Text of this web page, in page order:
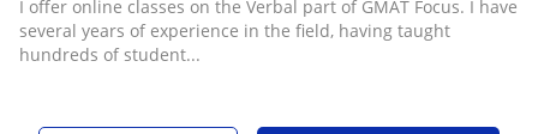
I offer online classes on the Verbal part of GMAT Focus. I have
several years of experience in the field, having taught
hundreds of student...